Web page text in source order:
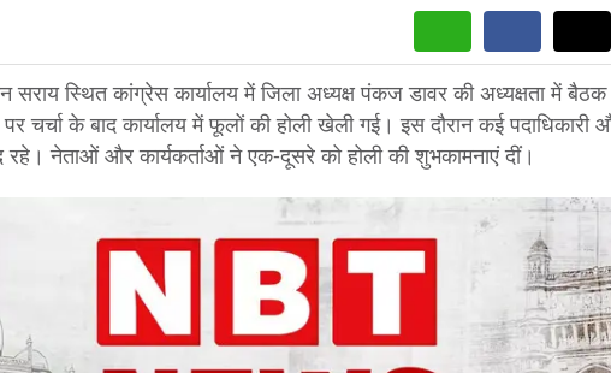
सराय स्थित कांग्रेस कार्यालय में जिला अध्यक्ष पंकज डावर की अध्यक्षता में बैठक
पर चर्चा के बाद कार्यालय में फूलों की होली खेली गई। इस दौरान कई पदाधिकारी
रहे। नेताओं और कार्यकर्ताओं ने एक-दूसरे को होली की शुभकामनाएं दीं।